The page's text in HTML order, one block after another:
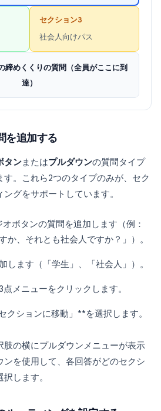
セクション3
社会人向けパス
締めくくりの質問（全員がここに到
達）
を追加する
タンまたはプルダウンの質問タイプ
す。これら2つのタイプのみが、セク
グをサポートしています。
ボタンの質問を追加します（例：
か、それとも社会人ですか？」）。
します（「学生」、「社会人」）。
メニューをクリックします。
クションに移動」**を選択します。
肢の横にプルダウンメニューが表示
ンを使用して、各回答がどのセクシ
します。